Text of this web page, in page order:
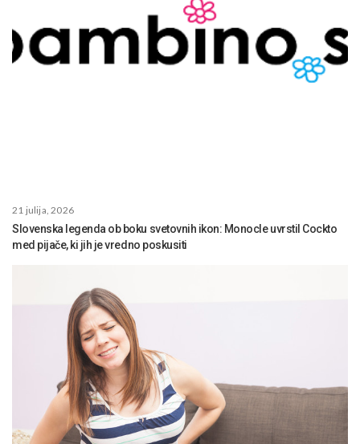
21 julija, 2026
Slovenska legenda ob boku svetovnih ikon: Monocle uvrstil Cockto
med pijače, ki jih je vredno poskusiti